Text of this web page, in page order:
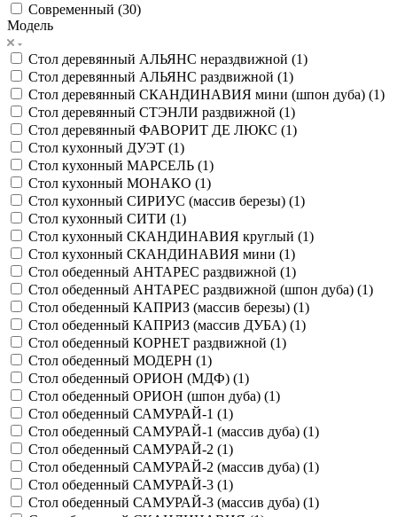
Современный (30)
Модель
Стол деревянный АЛЬЯНС нераздвижной (1)
Стол деревянный АЛЬЯНС раздвижной (1)
Стол деревянный СКАНДИНАВИЯ мини (шпон дуба) (1)
Стол деревянный СТЭНЛИ раздвижной (1)
Стол деревянный ФАВОРИТ ДЕ ЛЮКС (1)
Стол кухонный ДУЭТ (1)
Стол кухонный МАРСЕЛЬ (1)
Стол кухонный МОНАКО (1)
Стол кухонный СИРИУС (массив березы) (1)
Стол кухонный СИТИ (1)
Стол кухонный СКАНДИНАВИЯ круглый (1)
Стол кухонный СКАНДИНАВИЯ мини (1)
Стол обеденный АНТАРЕС раздвижной (1)
Стол обеденный АНТАРЕС раздвижной (шпон дуба) (1)
Стол обеденный КАПРИЗ (массив березы) (1)
Стол обеденный КАПРИЗ (массив ДУБА) (1)
Стол обеденный КОРНЕТ раздвижной (1)
Стол обеденный МОДЕРН (1)
Стол обеденный ОРИОН (МДФ) (1)
Стол обеденный ОРИОН (шпон дуба) (1)
Стол обеденный САМУРАЙ-1 (1)
Стол обеденный САМУРАЙ-1 (массив дуба) (1)
Стол обеденный САМУРАЙ-2 (1)
Стол обеденный САМУРАЙ-2 (массив дуба) (1)
Стол обеденный САМУРАЙ-3 (1)
Стол обеденный САМУРАЙ-3 (массив дуба) (1)